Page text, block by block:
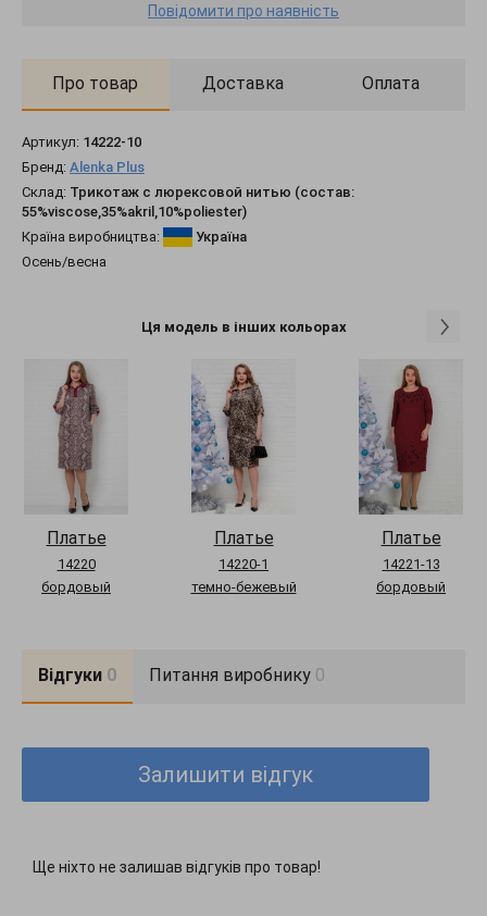
Повідомити про наявність
Про товар Доставка Оплата
Артикул: 14222-10
Бренд: Alenka Plus
Склад: Трикотаж с люрексовой нитью (состав:
55%viscose,35%akril,10%poliester)
Країна виробництва:
Україна
Осень/весна
Ця модель в інших кольорах
Платье
14220
бордовый
Платье
14220-1
темно-бежевый
Платье
14221-13
бордовый
Відгуки 0 Питання виробнику 0
Залишити відгук
Ще ніхто не залишав відгуків про товар!